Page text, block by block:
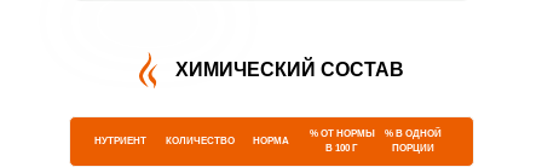
ХИМИЧЕСКИЙ СОСТАВ
НУТРИЕНТ КОЛИЧЕСТВО НОРМА
% ОТ НОРМЫ
В 100 Г
% В ОДНОЙ
ПОРЦИИ